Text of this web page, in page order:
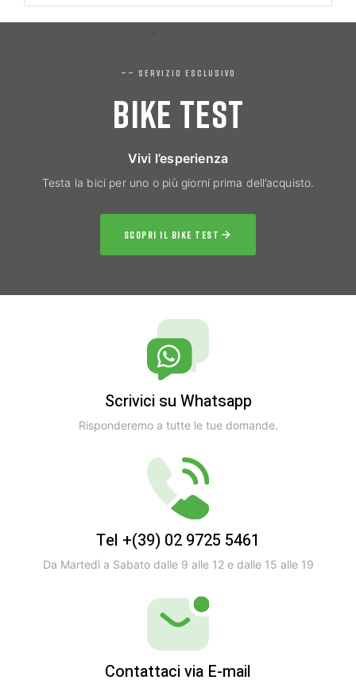
—— SERVIZIO ESCLUSIVO
BIKE TEST
Vivi l’esperienza
Testa la bici per uno o più giorni prima dell’acquisto.
SCOPRI IL BIKE TEST
Scrivici su Whatsapp
Risponderemo a tutte le tue domande.
Tel +(39) 02 9725 5461
Da Martedì a Sabato dalle 9 alle 12 e dalle 15 alle 19
Contattaci via E-mail